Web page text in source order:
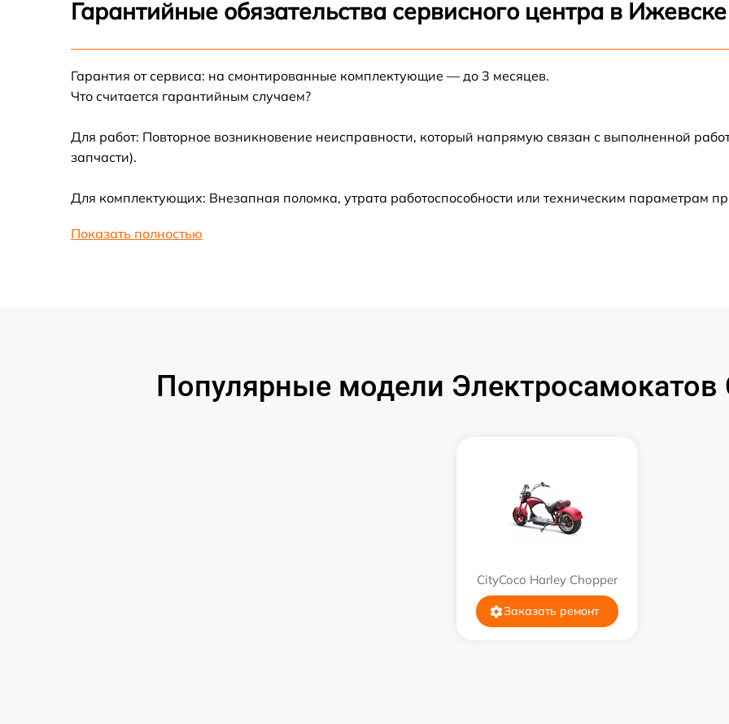
Ремонт платы управления
(восстановление)
от 60 мин
Гидроизоляция от 60 мин
Гарантийные обязательства сервисного центра в Ижевске
Гарантия от сервиса: на смонтированные комплектующие — до 3 месяцев.
Что считается гарантийным случаем?
Для работ: Повторное возникновение неисправности, который напрямую связан с выполненной
запчасти).
Для комплектующих: Внезапная поломка, утрата работоспособности или техническим параметрам
Показать полностью
Популярные модели Электросамокатов
CityCoco Harley Chopper
Заказать ремонт